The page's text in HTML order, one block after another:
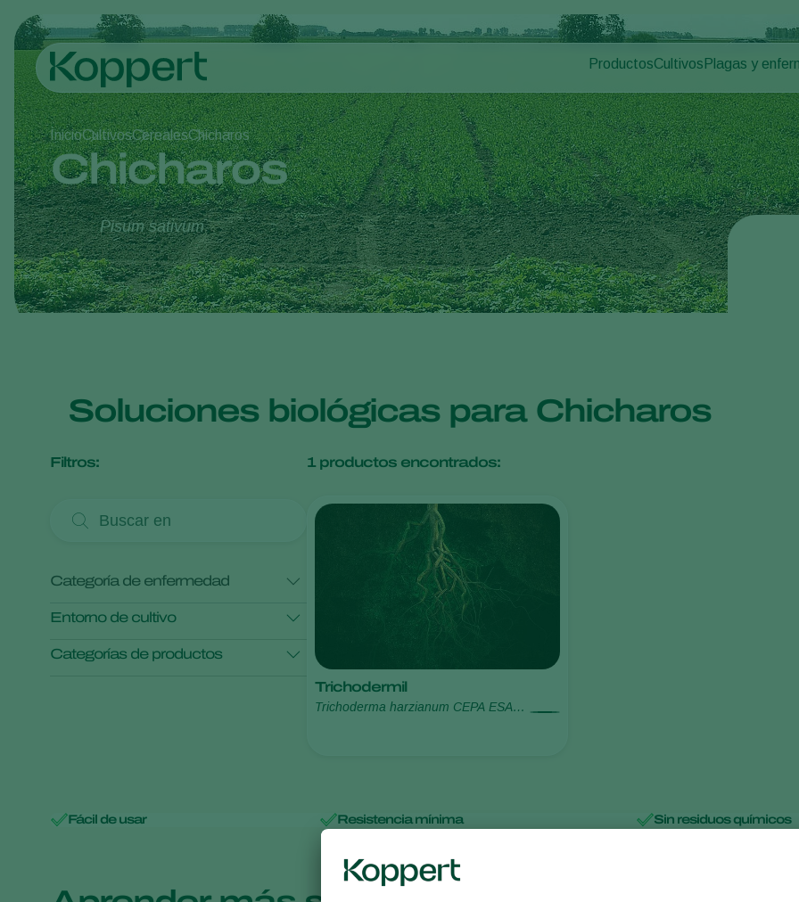
Productos
Control de plagas
Control de enfermedades
Polinización
Sanidad vegetal
Aplicación
Monitoreo
Cultivos
Hortalizas bajo cultivo
Plantas ornamentales
Frutas
Hortalizas de cultivo al
Cereales
Plagas y
Plagas en
InicioCultivosCerealesChicharos
Chicharos
Pisum sativum
Soluciones biológicas para Chicharos
Filtros:
Categoría de enfermedad
Entorno de cultivo
Categorías de productos
1 productos encontrados:
Trichodermil
Trichoderma harzianum CEPA ESALQ
Fácil de usar Resistencia mínima Sin residuos químicos